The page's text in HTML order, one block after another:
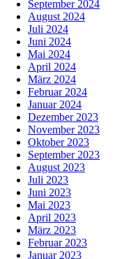
September 2024
August 2024
Juli 2024
Juni 2024
Mai 2024
April 2024
März 2024
Februar 2024
Januar 2024
Dezember 2023
November 2023
Oktober 2023
September 2023
August 2023
Juli 2023
Juni 2023
Mai 2023
April 2023
März 2023
Februar 2023
Januar 2023